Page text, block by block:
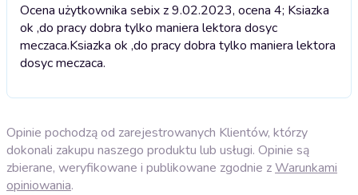
Ocena użytkownika sebix z 9.02.2023, ocena 4; Ksiazka
ok ,do pracy dobra tylko maniera lektora dosyc
meczaca.Ksiazka ok ,do pracy dobra tylko maniera lektora
dosyc meczaca.
Opinie pochodzą od zarejestrowanych Klientów, którzy
dokonali zakupu naszego produktu lub usługi. Opinie są
zbierane, weryfikowane i publikowane zgodnie zWarunkami
opiniowania.